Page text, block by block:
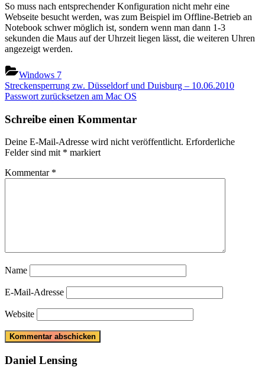
So muss nach entsprechender Konfiguration nicht mehr eine
Webseite besucht werden, was zum Beispiel im Offline-Betrieb an
Notebook schwer möglich ist, sondern wenn man dann 1-3
sekunden die Maus auf der Uhrzeit liegen lässt, die weiteren Uhren
angezeigt werden.
Windows 7
Beitragsnavigation
Previous
Post:
Streckensperrung zw. Düsseldorf und Duisburg – 10.06.2010
Next
Passwort zurücksetzen am Mac OS
Schreibe einen Kommentar
Deine E-Mail-Adresse wird nicht veröffentlicht. Erforderliche
Felder sind mit * markiert
Kommentar *
Name
E-Mail-Adresse
Website
Daniel Lensing